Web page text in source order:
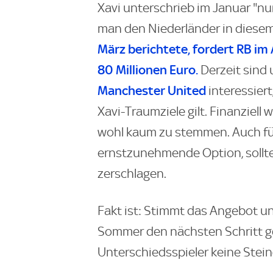
Xavi unterschrieb im Januar
man den Niederländer in
März berichtete, fordert RB im
80 Millionen Euro. Derzeit sind
Manchester United
Xavi-Traumziele gilt. Finanziell
wohl kaum zu stemmen. Auch
ernstzunehmende Option,
zerschlagen.
Fakt ist: Stimmt das Angebot
Sommer den nächsten Schritt
Unterschiedsspieler keine